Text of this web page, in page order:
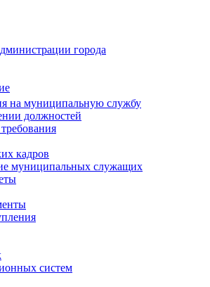
города
на муниципальную службу
должностей
кадров
муниципальных служащих
систем